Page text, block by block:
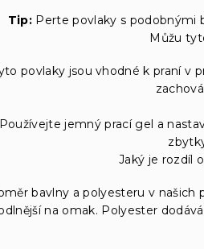
Tip:Perte povlaky s podobnými
Můžu
povlaky jsou vhodné k praní v
Používejte jemný prací gel a
Jaký je rozdíl
bavlny a polyesteru v našich
na omak. Polyester